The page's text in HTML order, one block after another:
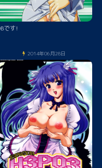
です!
2014年06月28日